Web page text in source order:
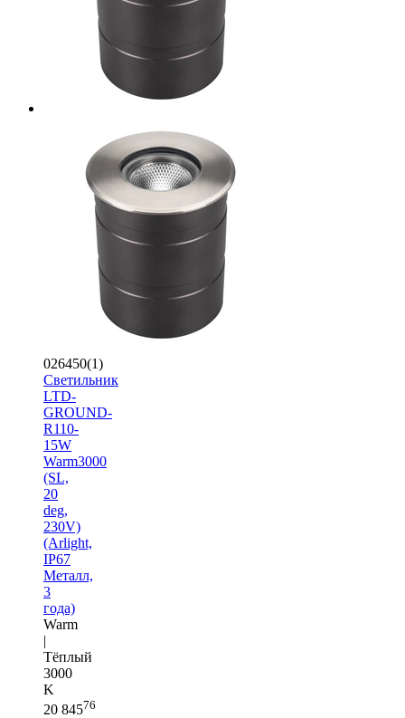
026450(1)
Светильник
LTD-
GROUND-
R110-
15W
Warm3000
(SL,
20
deg,
230V)
(Arlight,
IP67
Металл,
3
года)
Warm
|
Тёплый
3000
K
20 84576